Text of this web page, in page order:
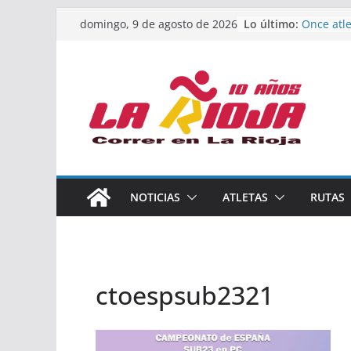
Saltardomingo, 9 de agosto de 2026 Lo último: Once
Un
de
riojana
El
Rioja
España
NOTICIAS ATLETAS RUTAS
ctoespsub2321